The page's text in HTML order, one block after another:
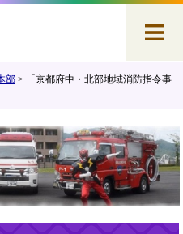
部 >
「京都府中・北部地域消防指令事